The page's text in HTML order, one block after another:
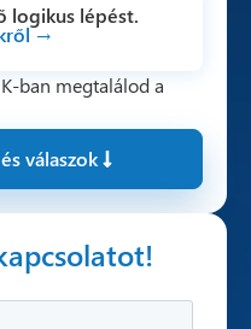
logikus lépést.
→
ban megtalálod a
válaszok